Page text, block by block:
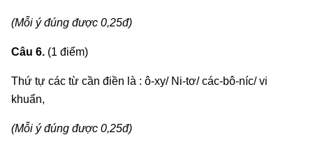
(Mỗi ý đúng được 0,25đ)
Câu 6. (1 điểm)
Thứ tự các từ cần điền là : ô-xy/ Ni-tơ/ các-bô-níc/ vi
khuẩn,
(Mỗi ý đúng được 0,25đ)